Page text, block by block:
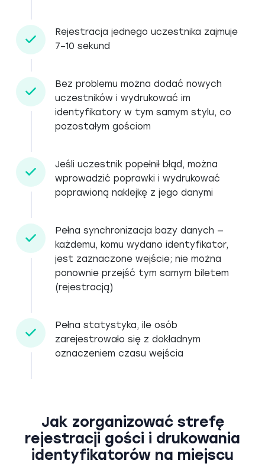
Rejestracja jednego uczestnika zajmuje
7–10 sekund
Bez problemu można dodać nowych
uczestników i wydrukować im
identyfikatory w tym samym stylu, co
pozostałym gościom
Jeśli uczestnik popełnił błąd, można
wprowadzić poprawki i wydrukować
poprawioną naklejkę z jego danymi
Pełna synchronizacja bazy danych —
każdemu, komu wydano identyfikator,
jest zaznaczone wejście; nie można
ponownie przejść tym samym biletem
(rejestracją)
Pełna statystyka, ile osób
zarejestrowało się z dokładnym
oznaczeniem czasu wejścia
Jak zorganizować strefę
rejestracji gości i drukowania
identyfikatorów na miejscu